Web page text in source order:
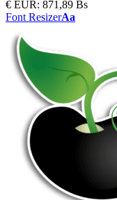
€ EUR: 871,89 Bs
Font ResizerAa